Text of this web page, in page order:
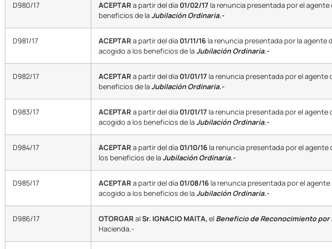
D980/17 ACEPTAR a partir del día 01/02/17 la renuncia presentada por el
beneficios de laJubilación Ordinaria.-
D981/17 ACEPTAR a partir del día 01/11/16 la renuncia presentada por la agente
acogido a los beneficios de laJubilación Ordinaria.-
D982/17 ACEPTAR a partir del día 01/01/17 la renuncia presentada por el agente
beneficios de laJubilación Ordinaria.-
D983/17 ACEPTAR a partir del día 01/01/17 la renuncia presentada por el agente
acogido a los beneficios de laJubilación Ordinaria.-
D984/17 ACEPTAR a partir del día 01/10/16 la renuncia presentada por el
los beneficios de laJubilación Ordinaria.-
D985/17 ACEPTAR a partir del día 01/08/16 la renuncia presentada por el
acogido a los beneficios de laJubilación Ordinaria.-
D986/17 OTORGAR alSr. IGNACIO MAITA, el Beneficio de Reconocimiento por
Hacienda.-